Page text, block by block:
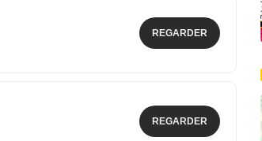
REGARDER
REGARDER